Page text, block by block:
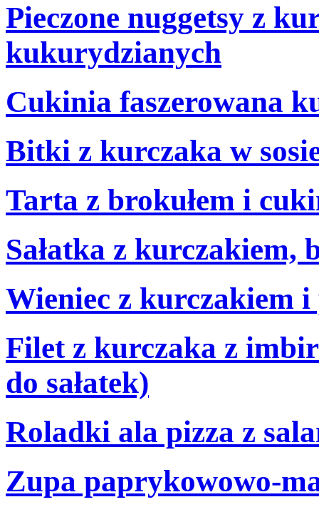
Pieczone nuggetsy z
kukurydzianych
Cukinia faszerowana
Bitki z kurczaka w
Tarta z brokułem i
Sałatka z kurczakiem,
Wieniec z kurczakiem
Filet z kurczaka z
do sałatek)
Roladki ala pizza z
Zupa paprykowowo-